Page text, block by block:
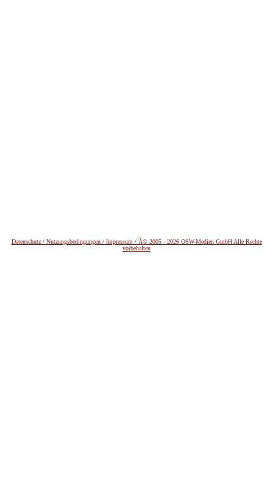
Datenschutz / Nutzungsbedingungen / Impressum / Â© 2005 - 2026 OSW-Medien GmbH Alle Rechte
vorbehalten